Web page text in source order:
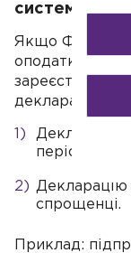
системи на
Якщо ФОП
оподаткування
зареєстрував
декларації:
Декларацію
період на
Декларацію
спрощенці.
Приклад: